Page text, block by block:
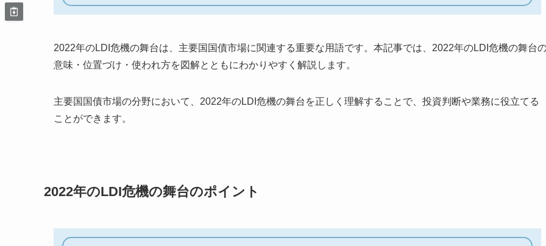
2022年のLDI危機の舞台は、主要国国債市場に関連する重要な用語です。本記事では、2022年のLDI危機の舞台
意味・位置づけ・使われ方を図解とともにわかりやすく解説します。
主要国国債市場の分野において、2022年のLDI危機の舞台を正しく理解することで、投資判断や業務に役立てる
ことができます。
2022年のLDI危機の舞台のポイント